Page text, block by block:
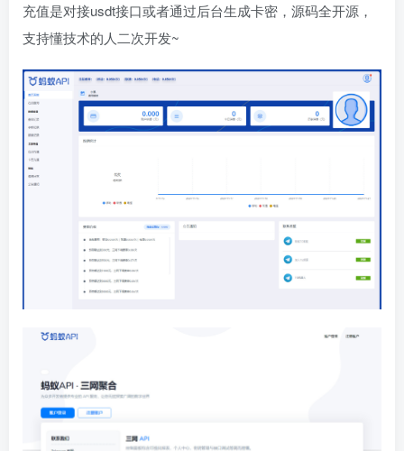
充值是对接usdt接口或者通过后台生成卡密，源码全开源，
支持懂技术的人二次开发~